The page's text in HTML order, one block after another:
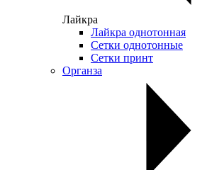
Лайкра
Лайкра однотонная
Сетки однотонные
Сетки принт
Органза